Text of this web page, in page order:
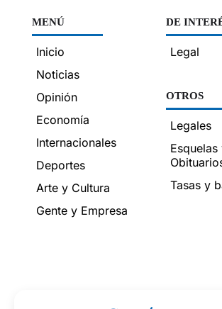
MENÚ
Inicio
Noticias
Opinión
Economía
Internacionales
Deportes
Arte y Cultura
Gente y Empresa
DE
Legal
OTROS
Legales
Esquelas
Tasas y